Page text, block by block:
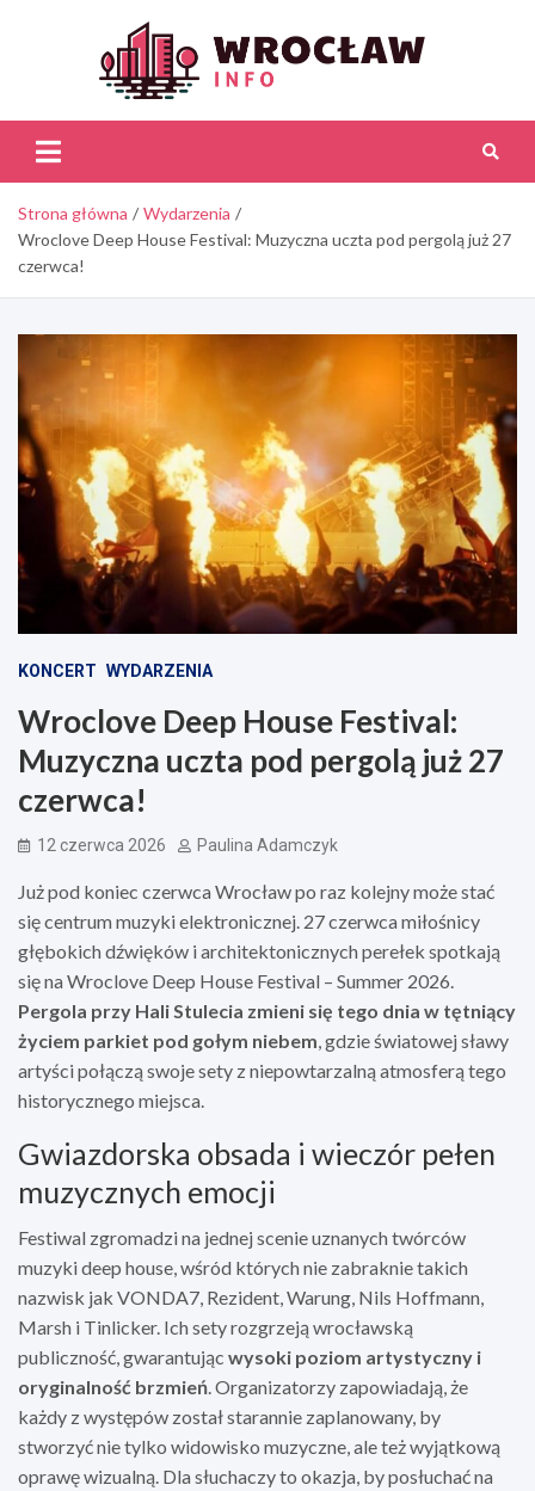
Strona główna
Wydarzenia
Wroclove Deep House Festival: Muzyczna uczta pod pergolą już 27
czerwca!
KONCERT WYDARZENIA
Wroclove Deep House Festival:
Muzyczna uczta pod pergolą już 27
czerwca!
12 czerwca 2026 Paulina Adamczyk
Już pod koniec czerwca Wrocław po raz kolejny może stać
się centrum muzyki elektronicznej. 27 czerwca miłośnicy
głębokich dźwięków i architektonicznych perełek spotkają
się na Wroclove Deep House Festival – Summer 2026.
Pergola przy Hali Stulecia zmieni się tego dnia w tętniący
życiem parkiet pod gołym niebem, gdzie światowej sławy
artyści połączą swoje sety z niepowtarzalną atmosferą tego
historycznego miejsca.
Gwiazdorska obsada i wieczór pełen
muzycznych emocji
Festiwal zgromadzi na jednej scenie uznanych twórców
muzyki deep house, wśród których nie zabraknie takich
nazwisk jak VONDA7, Rezident, Warung, Nils Hoffmann,
Marsh i Tinlicker. Ich sety rozgrzeją wrocławską
publiczność, gwarantując wysoki poziom artystyczny i
oryginalność brzmień. Organizatorzy zapowiadają, że
każdy z występów został starannie zaplanowany, by
stworzyć nie tylko widowisko muzyczne, ale też wyjątkową
oprawę wizualną. Dla słuchaczy to okazja, by posłuchać na